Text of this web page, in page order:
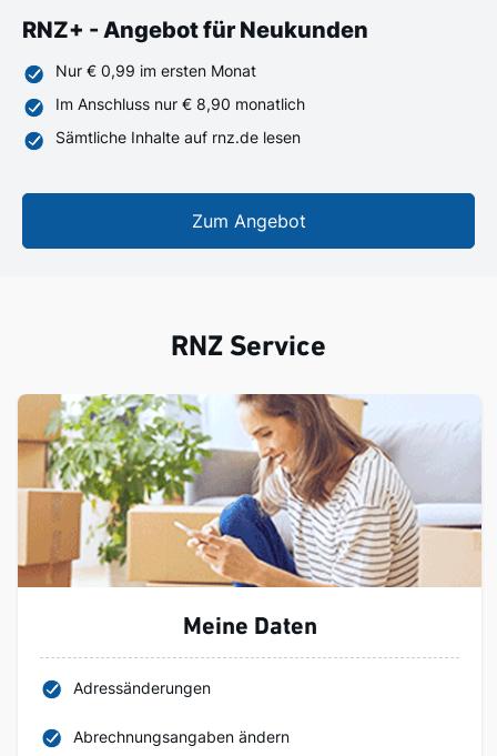
RNZ+ - Angebot für Neukunden
Nur € 0,99 im ersten Monat
Im Anschluss nur € 8,90 monatlich
Sämtliche Inhalte auf rnz.de lesen
Zum Angebot
RNZ Service
Meine Daten
Adressänderungen
Abrechnungsangaben ändern